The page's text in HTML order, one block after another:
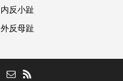
内反小趾
外反母趾